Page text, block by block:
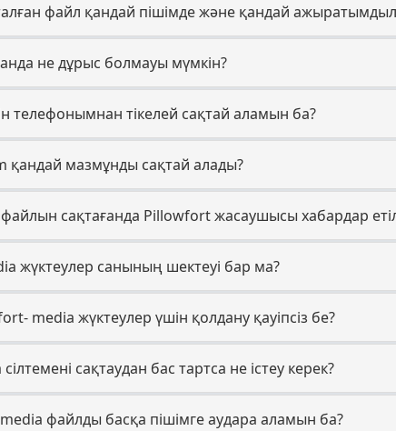
файл қандай пішімде және қандай
не дұрыс болмауы мүмкін?
телефонымнан тікелей сақтай аламын ба?
қандай мазмұнды сақтай алады?
сақтағанда Pillowfort жасаушысы хабардар
жүктеулер санының шектеуі бар ма?
media жүктеулер үшін қолдану қауіпсіз бе?
сақтаудан бас тартса не істеу керек?
файлды басқа пішімге аудара аламын ба?